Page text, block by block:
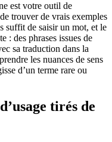
est votre outil de
trouver de vrais exemples
suffit de saisir un mot, et le
: des phrases issues de
sa traduction dans la
les nuances de sens
d’un terme rare ou
tirés de